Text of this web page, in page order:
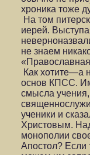
хроника тоже
На том
иерей.
не знаем
Как хотите—а
основ КПСС.
смысла
ученики и
Христовым.
монополии
Апостол? Если